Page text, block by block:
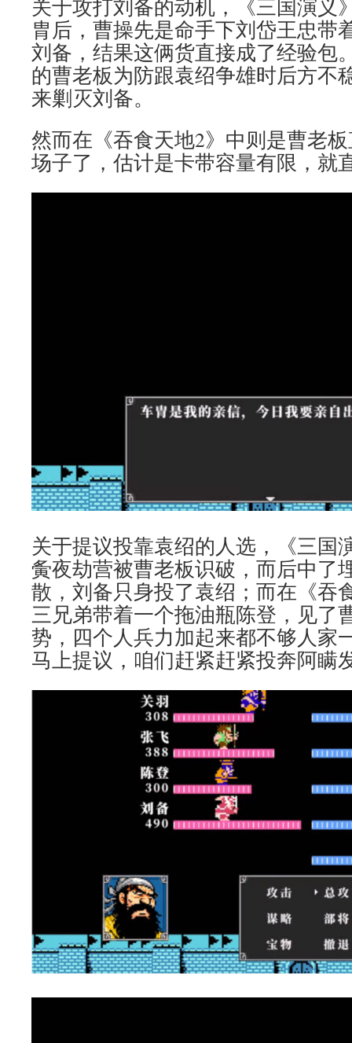
关于攻打刘备的动机，《三国演义
胄后，曹操先是命手下刘岱王忠带
刘备，结果这俩货直接成了经验包
的曹老板为防跟袁绍争雄时后方不
来剿灭刘备。
然而在《吞食天地2》中则是曹老
场子了，估计是卡带容量有限，就
关于提议投靠袁绍的人选，《三国
夤夜劫营被曹老板识破，而后中了
散，刘备只身投了袁绍；而在《吞
三兄弟带着一个拖油瓶陈登，见了
势，四个人兵力加起来都不够人家
马上提议，咱们赶紧赶紧投奔阿瞒